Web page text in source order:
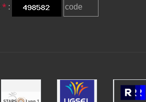
* :